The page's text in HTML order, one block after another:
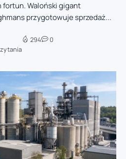
Waloński gigant
przygotowuje sprzedaż...
294 0